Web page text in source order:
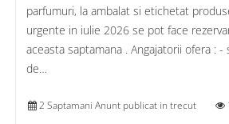
parfumuri, la ambalat si etichetat
urgente in iulie 2026 se pot face
aceasta saptamana . Angajatorii ofera : -
de…
2 Saptamani Anunt publicat in trecut